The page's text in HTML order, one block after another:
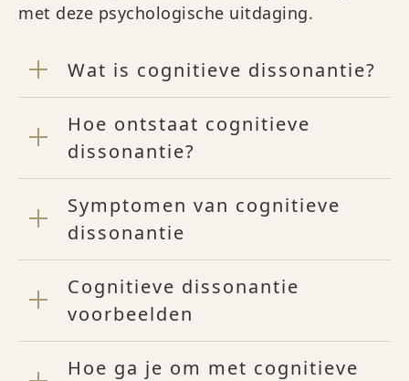
met deze psychologische uitdaging.
Wat is cognitieve dissonantie?
Hoe ontstaat cognitieve
dissonantie?
Symptomen van cognitieve
dissonantie
Cognitieve dissonantie
voorbeelden
Hoe ga je om met cognitieve